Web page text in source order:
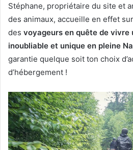
Stéphane, propriétaire du site et
des animaux, accueille en effet
des voyageurs en quête de vivre
inoubliable et unique en pleine
garantie quelque soit ton choix
d’hébergement !